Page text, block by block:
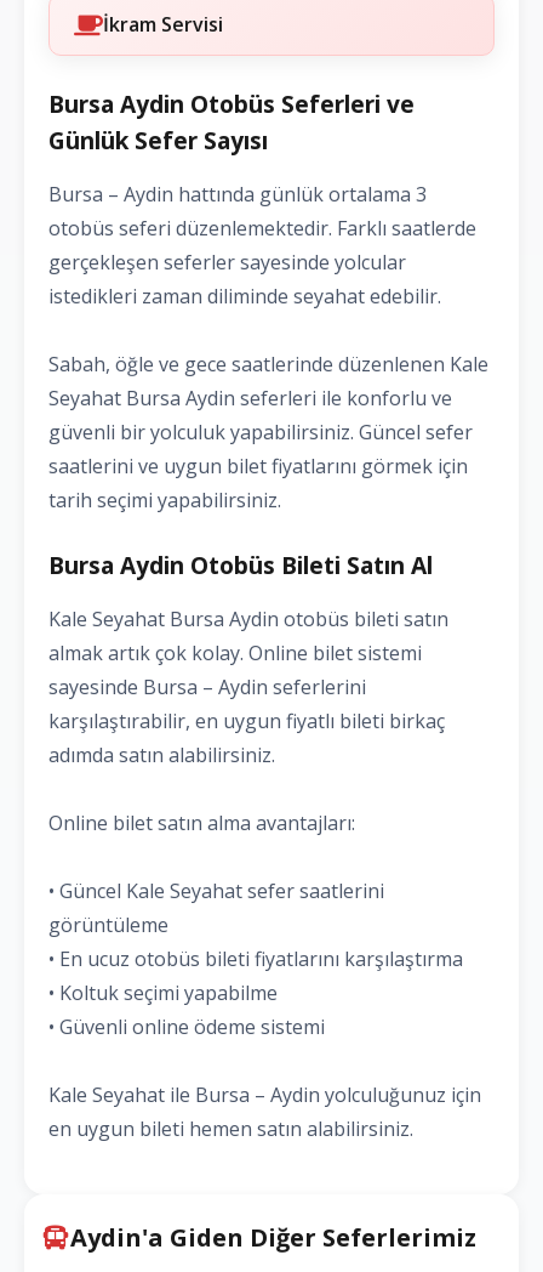
İkram Servisi
Bursa Aydin Otobüs Seferleri ve
Günlük Sefer Sayısı
Bursa – Aydin hattında günlük ortalama 3
otobüs seferi düzenlemektedir. Farklı saatlerde
gerçekleşen seferler sayesinde yolcular
istedikleri zaman diliminde seyahat edebilir.
Sabah, öğle ve gece saatlerinde düzenlenen Kale
Seyahat Bursa Aydin seferleri ile konforlu ve
güvenli bir yolculuk yapabilirsiniz. Güncel sefer
saatlerini ve uygun bilet fiyatlarını görmek için
tarih seçimi yapabilirsiniz.
Bursa Aydin Otobüs Bileti Satın Al
Kale Seyahat Bursa Aydin otobüs bileti satın
almak artık çok kolay. Online bilet sistemi
sayesinde Bursa – Aydin seferlerini
karşılaştırabilir, en uygun fiyatlı bileti birkaç
adımda satın alabilirsiniz.
Online bilet satın alma avantajları:
• Güncel Kale Seyahat sefer saatlerini
görüntüleme
• En ucuz otobüs bileti fiyatlarını karşılaştırma
• Koltuk seçimi yapabilme
• Güvenli online ödeme sistemi
Kale Seyahat ile Bursa – Aydin yolculuğunuz için
en uygun bileti hemen satın alabilirsiniz.
Aydin'a Giden Diğer Seferlerimiz